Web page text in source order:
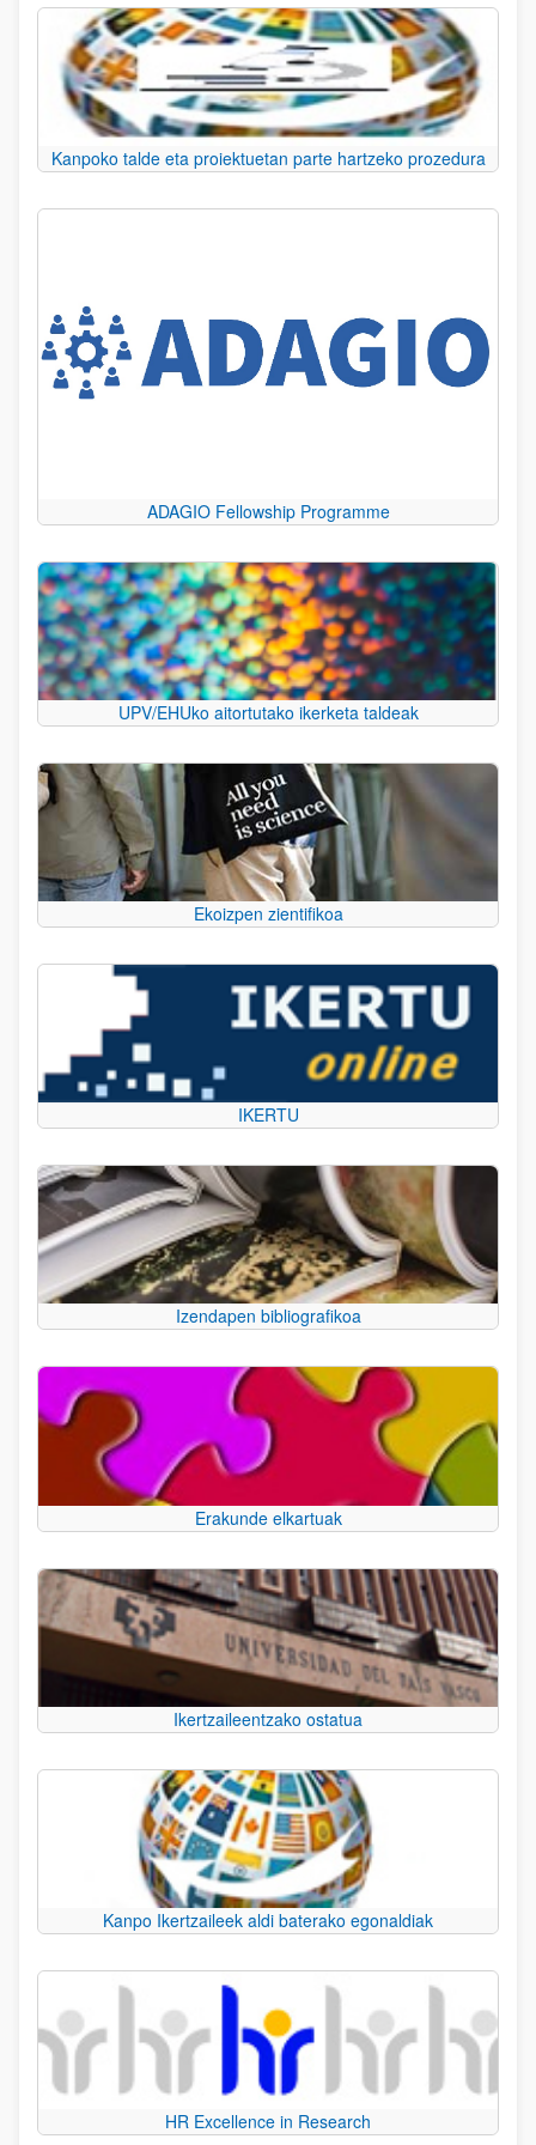
Kanpoko talde eta proiektuetan parte hartzeko prozedura
ADAGIO Fellowship Programme
UPV/EHUko aitortutako ikerketa taldeak
Ekoizpen zientifikoa
IKERTU
Izendapen bibliografikoa
Erakunde elkartuak
Ikertzaileentzako ostatua
Kanpo Ikertzaileek aldi baterako egonaldiak
HR Excellence in Research